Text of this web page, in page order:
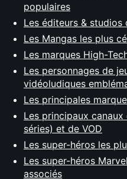
populaires
Les éditeurs &
Les Mangas les plus
Les marques High-
Les personnages de
vidéoludiques
Les principales
Les principaux
séries) et de VOD
Les super-héros les
Les super-héros
associés